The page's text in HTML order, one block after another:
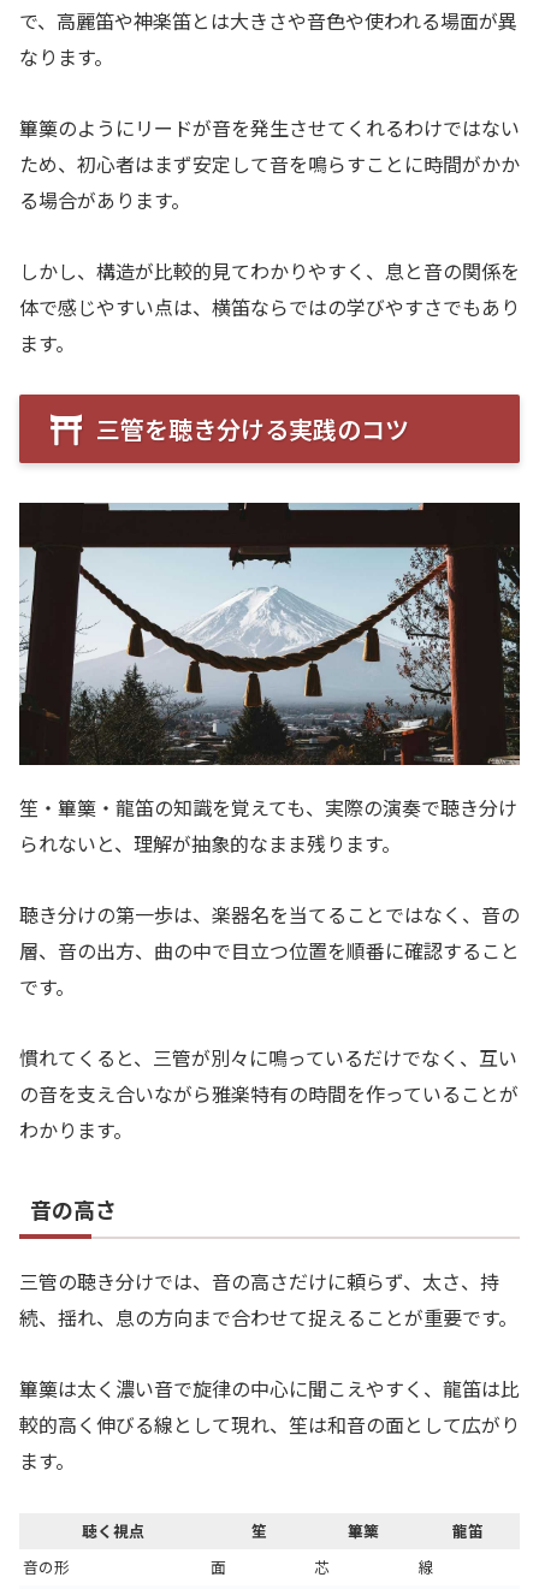
で、高麗笛や神楽笛とは大きさや音色や使われる場面が異
なります。
篳篥のようにリードが音を発生させてくれるわけではない
ため、初心者はまず安定して音を鳴らすことに時間がかか
る場合があります。
しかし、構造が比較的見てわかりやすく、息と音の関係を
体で感じやすい点は、横笛ならではの学びやすさでもあり
ます。
三管を聴き分ける実践のコツ
笙・篳篥・龍笛の知識を覚えても、実際の演奏で聴き分け
られないと、理解が抽象的なまま残ります。
聴き分けの第一歩は、楽器名を当てることではなく、音の
層、音の出方、曲の中で目立つ位置を順番に確認すること
です。
慣れてくると、三管が別々に鳴っているだけでなく、互い
の音を支え合いながら雅楽特有の時間を作っていることが
わかります。
音の高さ
三管の聴き分けでは、音の高さだけに頼らず、太さ、持
続、揺れ、息の方向まで合わせて捉えることが重要です。
篳篥は太く濃い音で旋律の中心に聞こえやすく、龍笛は比
較的高く伸びる線として現れ、笙は和音の面として広がり
ます。
聴く視点 笙 篳篥
龍笛
音の形
面 芯
線